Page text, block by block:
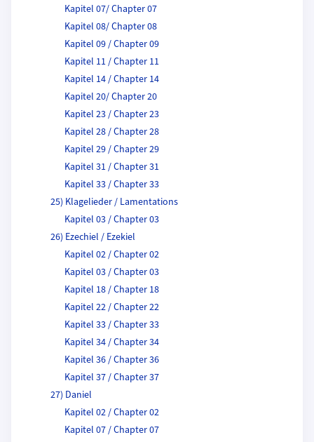
Kapitel 07/ Chapter 07
Kapitel 08/ Chapter 08
Kapitel 09 / Chapter 09
Kapitel 11 / Chapter 11
Kapitel 14 / Chapter 14
Kapitel 20/ Chapter 20
Kapitel 23 / Chapter 23
Kapitel 28 / Chapter 28
Kapitel 29 / Chapter 29
Kapitel 31 / Chapter 31
Kapitel 33 / Chapter 33
25) Klagelieder / Lamentations
Kapitel 03 / Chapter 03
26) Ezechiel / Ezekiel
Kapitel 02 / Chapter 02
Kapitel 03 / Chapter 03
Kapitel 18 / Chapter 18
Kapitel 22 / Chapter 22
Kapitel 33 / Chapter 33
Kapitel 34 / Chapter 34
Kapitel 36 / Chapter 36
Kapitel 37 / Chapter 37
27) Daniel
Kapitel 02 / Chapter 02
Kapitel 07 / Chapter 07